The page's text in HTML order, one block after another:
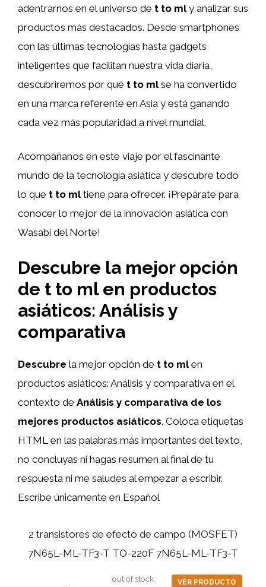
adentrarnos en el universo de t to mly analizar sus
productos más destacados. Desde smartphones
con las últimas tecnologías hasta gadgets
inteligentes que facilitan nuestra vida diaria,
descubriremos por qué t to mlse ha convertido
en una marca referente en Asia y está ganando
cada vez más popularidad a nivel mundial.
Acompáñanos en este viaje por el fascinante
mundo de la tecnología asiática y descubre todo
lo que t to mltiene para ofrecer. ¡Prepárate para
conocer lo mejor de la innovación asiática con
Wasabi del Norte!
Descubre la mejor opción
de t to ml en productos
asiáticos: Análisis y
comparativa
Descubre la mejor opción de t to mlen
productos asiáticos: Análisis y comparativa en el
contexto de Análisis y comparativa de los
mejores productos asiáticos. Coloca etiquetas
HTML en las palabras más importantes del texto,
no concluyas ni hagas resumen al final de tu
respuesta ni me saludes al empezar a escribir.
Escribe únicamente en Español
2 transistores de efecto de campo (MOSFET)
7N65L-ML-TF3-T TO-220F 7N65L-ML-TF3-T
out of stock VER PRODUCTO